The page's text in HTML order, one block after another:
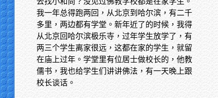
我一年总得跑两回，从北京到哈尔滨，有二千
多里，两边都有学堂。新年近了的时候，我得
从北京回哈尔滨极乐寺，过年学生放学了，有
两三个学生离家很远，这都在家的学生，就留
在庙上过年。学堂里有位居士做校长的，他教
儒书，我也给学生们讲讲佛法，有一天晚上跟
校长谈话。